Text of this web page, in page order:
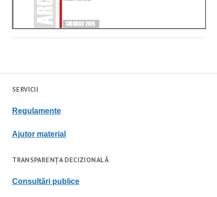
SERVICII
Regulamente
Ajutor material
TRANSPARENȚA DECIZIONALĂ
Consultări publice